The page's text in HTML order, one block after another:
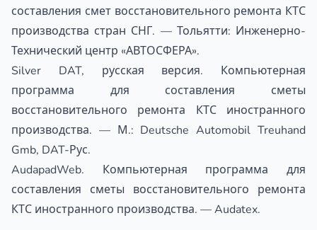
составления смет восстановительного ремонта КТС
производства стран СНГ. — Тольятти: Инженерно-
Технический центр «АВТОСФЕРА».
Silver DAT, русская версия. Компьютерная
программа для составления сметы
восстановительного ремонта КТС иностранного
производства. — М.: Deutsche Automobil Treuhand
Gmb, DAT-Рус.
AudapadWeb. Компьютерная программа для
составления сметы восстановительного ремонта
КТС иностранного производства. — Audatex.